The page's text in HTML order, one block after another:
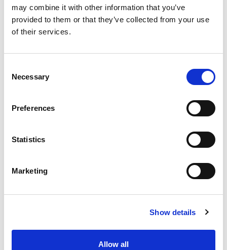
may combine it with other information that you’ve
provided to them or that they’ve collected from your use
of their services.
Selection
Necessary
Preferences
Statistics
Marketing
Show details
Allow all
From 604 € per day